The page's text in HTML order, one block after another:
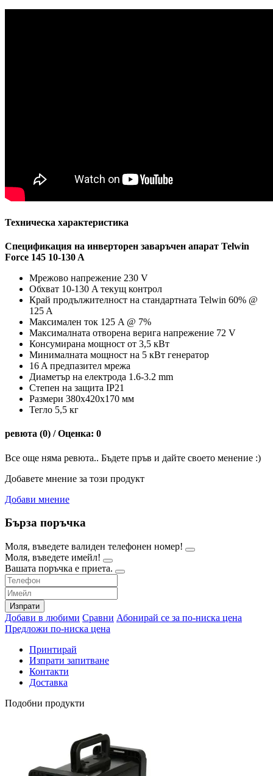
Техническа характеристика
Спецификация на инверторен заваръчен апарат Telwin
Force 145 10-130 A
Мрежово напрежение 230 V
Обхват 10-130 A текущ контрол
Край продължителност на стандартната Telwin 60% @
125 A
Максимален ток 125 A @ 7%
Максималната отворена верига напрежение 72 V
Консумирана мощност от 3,5 кВт
Минималната мощност на 5 кВт генератор
16 A предпазител мрежа
Диаметър на електрода 1.6-3.2 mm
Степен на защита IP21
Размери 380x420x170 мм
Тегло 5,5 кг
ревюта (0) / Оценка: 0
Все още няма ревюта.. Бъдете пръв и дайте своето менение :)
Добавете мнение за този продукт
Добави мнение
Бърза поръчка
Моля, въведете валиден телефонен номер!
Моля, въведете имейл!
Вашата поръчка е приета.
Изпрати
Добави в любими Сравни Абонирай се за по-ниска цена
Предложи по-ниска цена
Принтирай
Изпрати запитване
Контакти
Доставка
Подобни продукти